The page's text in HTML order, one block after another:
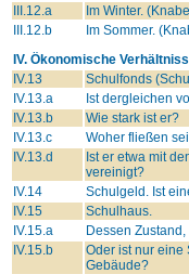
III.12.a
Im Winter.
III.12.b
Im Sommer.
IV. Ökonomische
IV.13
Schulfonds
IV.13.a
Ist dergleichen
IV.13.b
Wie stark ist er?
IV.13.c
Woher fließen
IV.13.d
Ist er etwa mit
vereinigt?
IV.14
Schulgeld. Ist
IV.15
Schulhaus.
IV.15.a
Dessen
IV.15.b
Oder ist nur eine
Gebäude?